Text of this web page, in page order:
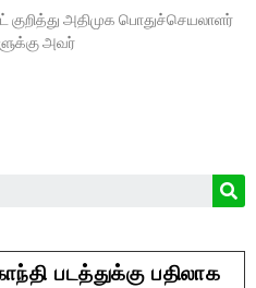
அதிமுக பொதுச்செயலாளர்
அவர்
படத்துக்கு பதிலாக